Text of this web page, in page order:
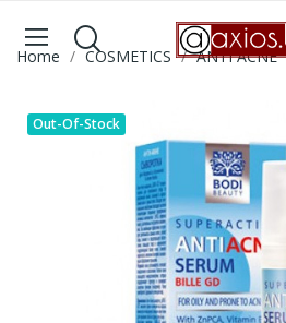
Home COSMETICS ANTI ACNE
Out-Of-Stock